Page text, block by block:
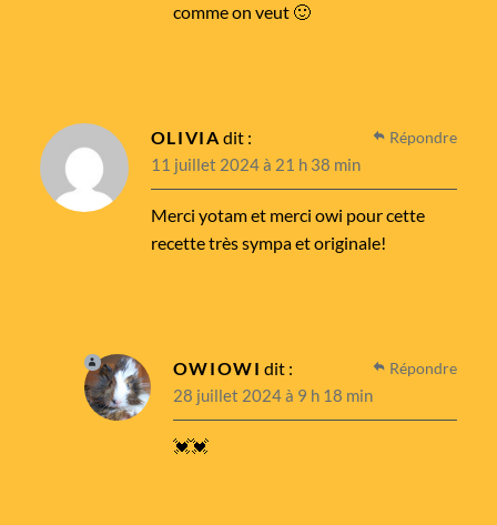
comme on veut 🙂
OLIVIA dit :
11 juillet 2024 à 21 h 38 min
Merci yotam et merci owi pour cette
recette très sympa et originale!
Répondre
OWIOWI dit :
28 juillet 2024 à 9 h 18 min
💓💓
Répondre